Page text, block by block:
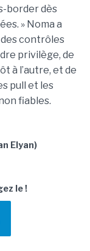
border dès
» Noma a
contrôles
privilège, de
à l’autre, et de
pull et les
fiables.
Elyan)
le !